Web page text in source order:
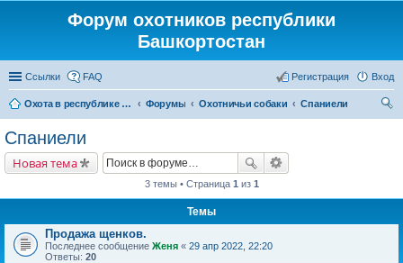
Форум охотников республики
Башкортостан
Ссылки FAQ Вход
Регистрация
Охота в республике Башкортостан Форумы Охотничьи собаки
Спаниели
Спаниели
Новая тема
3 темы • Страница 1 из 1
Темы
Продажа щенков.
Последнее сообщение Женя « 29 апр 2022, 22:20
Ответы: 20